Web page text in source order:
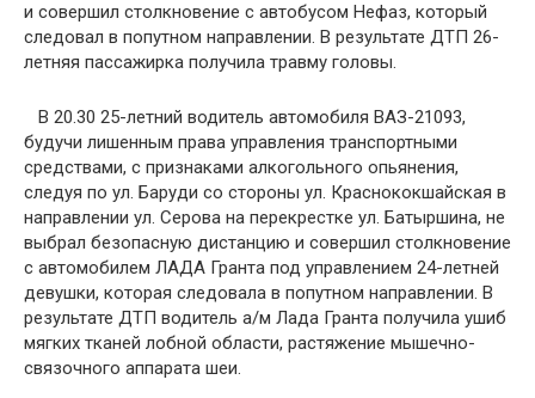
и совершил столкновение с автобусом Нефаз, который
следовал в попутном направлении. В результате ДТП 26-
летняя пассажирка получила травму головы.
В 20.30 25-летний водитель автомобиля ВАЗ-21093,
будучи лишенным права управления транспортными
средствами, с признаками алкогольного опьянения,
следуя по ул. Баруди со стороны ул. Краснококшайская в
направлении ул. Серова на перекрестке ул. Батыршина, не
выбрал безопасную дистанцию и совершил столкновение
с автомобилем ЛАДА Гранта под управлением 24-летней
девушки, которая следовала в попутном направлении. В
результате ДТП водитель а/м Лада Гранта получила ушиб
мягких тканей лобной области, растяжение мышечно-
связочного аппарата шеи.